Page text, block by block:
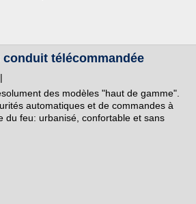
télécommandée
des modèles "haut de gamme".
automatiques et de commandes à
du feu: urbanisé, confortable et sans